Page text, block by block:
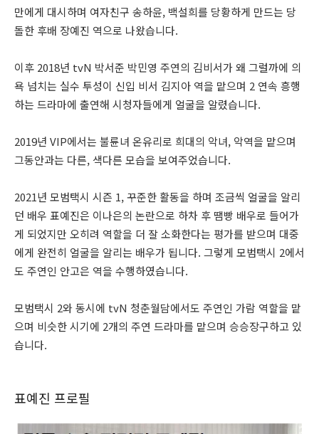
만에게 대시하며 여자친구 송하윤, 백설희를 당황하게 만드는 당
돌한 후배 장예진 역으로 나왔습니다.
이후 2018년 tvN 박서준 박민영 주연의 김비서가 왜 그럴까에 의
욕 넘치는 실수 투성이 신입 비서 김지아 역을 맡으며 2 연속 흥행
하는 드라마에 출연해 시청자들에게 얼굴을 알렸습니다.
2019년 VIP에서는 불륜녀 온유리로 희대의 악녀, 악역을 맡으며
그동안과는 다른, 색다른 모습을 보여주었습니다.
2021년 모범택시 시즌 1, 꾸준한 활동을 하며 조금씩 얼굴을 알리
던 배우 표예진은 이나은의 논란으로 하차 후 땜빵 배우로 들어가
게 되었지만 오히려 역할을 더 잘 소화한다는 평가를 받으며 대중
에게 완전히 얼굴을 알리는 배우가 됩니다. 그렇게 모범택시 2에서
도 주연인 안고은 역을 수행하였습니다.
모범택시 2와 동시에 tvN 청춘월담에서도 주연인 가람 역할을 맡
으며 비슷한 시기에 2개의 주연 드라마를 맡으며 승승장구하고 있
습니다.
표예진 프로필